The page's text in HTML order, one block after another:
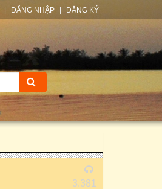
ĐĂNG NHẬP ĐĂNG KÝ
3.381